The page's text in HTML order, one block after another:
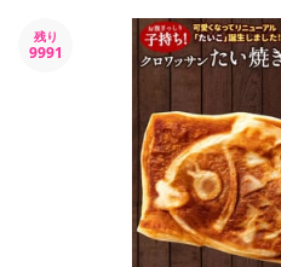
残り
9991